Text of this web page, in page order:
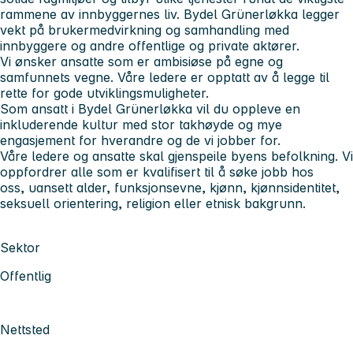
rammene av innbyggernes liv. Bydel Grünerløkka legger
vekt på brukermedvirkning og samhandling med
innbyggere og andre offentlige og private aktører.
Vi ønsker ansatte som er ambisiøse på egne og
samfunnets vegne. Våre ledere er opptatt av å legge til
rette for gode utviklingsmuligheter.
Som ansatt i Bydel Grünerløkka vil du oppleve en
inkluderende kultur med stor takhøyde og mye
engasjement for hverandre og de vi jobber for.
Våre ledere og ansatte skal gjenspeile byens befolkning. Vi
oppfordrer alle som er kvalifisert til å søke jobb hos
oss, uansett alder, funksjonsevne, kjønn, kjønnsidentitet,
seksuell orientering, religion eller etnisk bakgrunn.
Sektor
Offentlig
Nettsted